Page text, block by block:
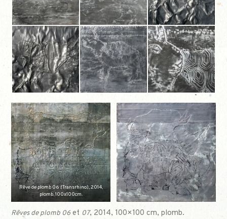
Rêve de plomb 06 (Transrhino), 2014,
plomb, 100x100cm.
Rêves de plomb 06 et 07, 2014, 100×100 cm, plomb.